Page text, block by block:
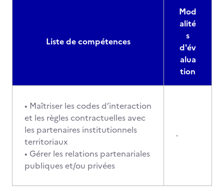
Liste de compétences
Mod
alité
s
d'év
alua
tion
• Maîtriser les codes d’interaction
et les règles contractuelles avec
les partenaires institutionnels
territoriaux
• Gérer les relations partenariales
publiques et/ou privées
-